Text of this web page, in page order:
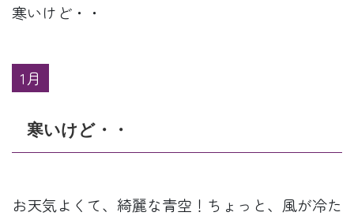
寒いけど・・
1月
寒いけど・・
お天気よくて、綺麗な青空！ちょっと、風が冷た